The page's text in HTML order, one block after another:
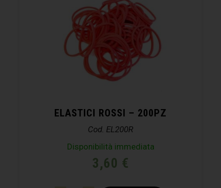
ELASTICI ROSSI – 200PZ
Cod. EL200R
Disponibilità immediata
3,60 €